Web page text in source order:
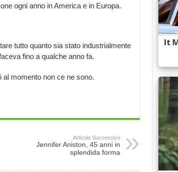
ogni anno in America e in Europa.
tutto quanto sia stato industrialmente
fino a qualche anno fa.
momento non ce ne sono.
Articolo Successivo
Jennifer Aniston, 45 anni in
splendida forma